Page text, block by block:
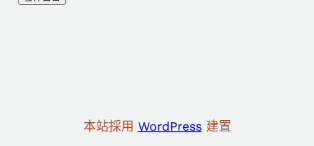
本站採用 WordPress建置